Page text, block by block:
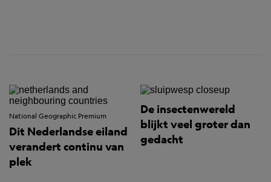
National Geographic Premium
Dit Nederlandse eiland
verandert continu van
plek
De insectenwereld
blijkt veel groter dan
gedacht